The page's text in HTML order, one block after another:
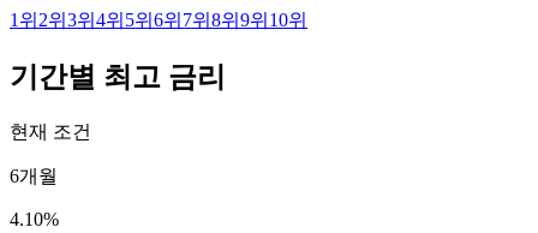
1 위 2위 3위 4위 5위 6위 7위 8위 9위 10위
기간별 최고 금리
현재 조건
6개월
4.10%